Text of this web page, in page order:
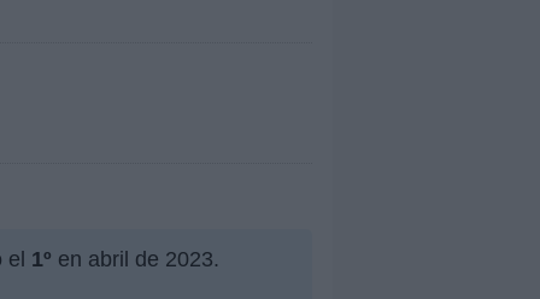
el 1º en abril de 2023.